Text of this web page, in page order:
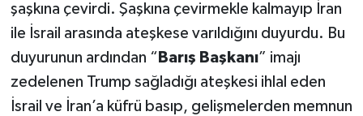
şaşkına çevirdi. Şaşkına çevirmekle kalmayıp İran
ile İsrail arasında ateşkese varıldığını duyurdu. Bu
duyurunun ardından “ Barış Başkanı” imajı
zedelenen Trump sağladığı ateşkesi ihlal eden
İsrail ve İran’a küfrü basıp, gelişmelerden memnun